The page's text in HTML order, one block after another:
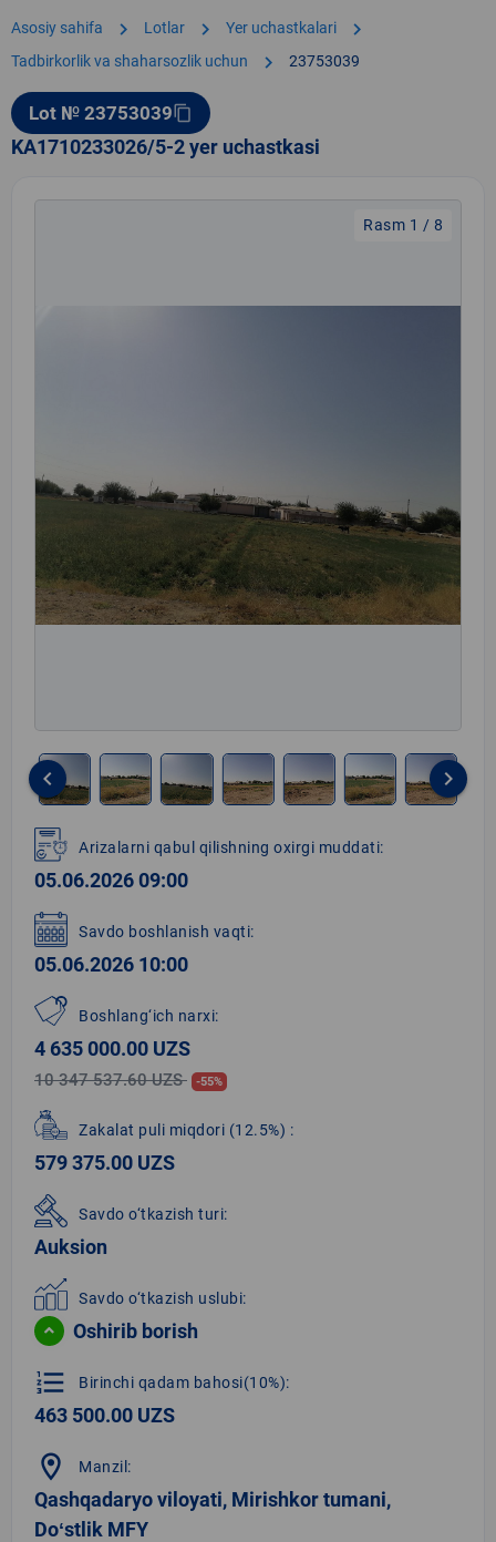
Asosiy sahifa chevron_right Lotlar chevron_right Yer uchastkalari chevron_right
Tadbirkorlik va shaharsozlik uchun chevron_right 23753039
Lot № 23753039content_copy
KA1710233026/5-2 yer uchastkasi
Rasm 1 / 8
1
of
8
keyboard_arrow_left keyboard_arrow_right
Arizalarni qabul qilishning oxirgi muddati:
05.06.2026 09:00
Savdo boshlanish vaqti:
05.06.2026 10:00
Boshlang‘ich narxi:
4 635 000.00 UZS
10 347 537.60 UZS -55%
Zakalat puli miqdori (12.5%) :
579 375.00 UZS
Savdo o‘tkazish turi:
Auksion
Savdo o‘tkazish uslubi:
Oshirib borish
format_list_numbered Birinchi qadam bahosi(10%):
463 500.00 UZS
location_on Manzil:
Qashqadaryo viloyati, Mirishkor tumani,
Doʻstlik MFY